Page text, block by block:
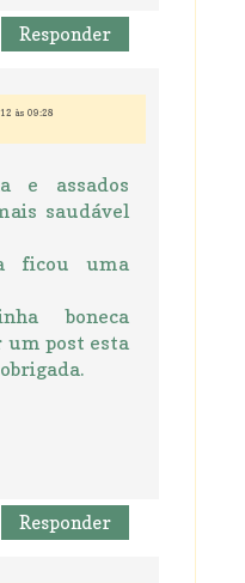
Responder
às 09:28
e assados
saudável
ficou uma
boneca
um post esta
Responder